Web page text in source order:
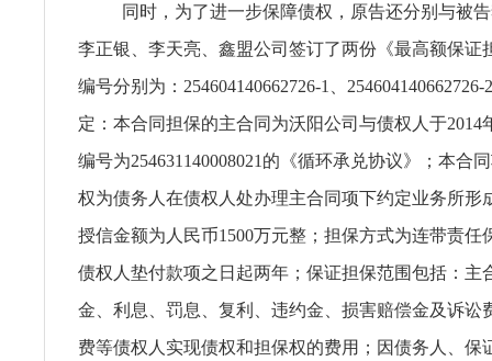
同时，为了进一步保障债权，原告还分别与被
李正银、李天亮、鑫盟公司签订了两份《最高额保证
编号分别为：254604140662726-1、
定：本合同担保的主合同为沃阳公司与债权人于2014
编号为254631140008021的《循环承兑协议》；本合
权为债务人在债权人处办理主合同项下约定业务所形
授信金额为人民币1500万元整；担保方式为连带责任
债权人垫付款项之日起两年；保证担保范围包括：主
金、利息、罚息、复利、违约金、损害赔偿金及诉讼
费等债权人实现债权和担保权的费用；因债务人、保